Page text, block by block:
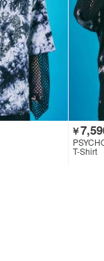
￥
T-Shirt